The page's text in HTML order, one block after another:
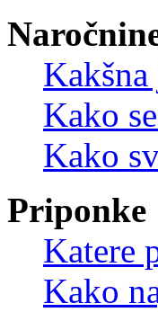
Kako
Kako
Priponke
Katere
Kako